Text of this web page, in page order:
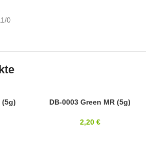
0
(5g) DB-0003 Green MR (5g)
2,20 €